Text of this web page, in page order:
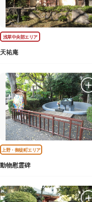
浅草中央部エリア
天祐庵
上野・御徒町エリア
動物慰霊碑